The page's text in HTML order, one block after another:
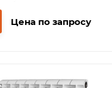
Цена по запросу